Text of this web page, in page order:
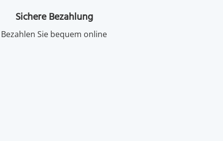
Sichere Bezahlung
Bezahlen Sie bequem online